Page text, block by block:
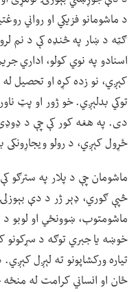
د ماشومانو فزیکي او رواني
ګټه د ښار په څنډه کې د نم
اسنادو په نوي کولو، اداري
کېږي، نو زده کړه او تحصیل
توکي بدلېږي. خو ژور او پټ
دی. په هغه کور کې چې د
ځړول کېږي، د رولو
ماشومان چې د پلار په
څپې ګوري، ډېر ژر د دې
ماشومتوب، ښوونځي او لوبو
خوښه یا جبري توګه د سړکونو
تیاره ورکشاپونو ته لېږل
ځان او انساني کرامت له